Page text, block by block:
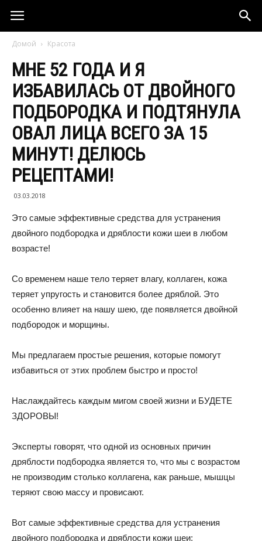
Домой Красота
МНЕ 52 ГОДА И Я
ИЗБАВИЛАСЬ ОТ ДВОЙНОГО
ПОДБОРОДКА И ПОДТЯНУЛА
ОВАЛ ЛИЦА ВСЕГО ЗА 15
МИНУТ! ДЕЛЮСЬ
РЕЦЕПТАМИ!
03.03.2018
Это самые эффективные средства для устранения
двойного подбородка и дряблости кожи шеи в любом
возрасте!
Со временем наше тело теряет влагу, коллаген, кожа
теряет упругость и становится более дряблой. Это
особенно влияет на нашу шею, где появляется двойной
подбородок и морщины.
Мы предлагаем простые решения, которые помогут
избавиться от этих проблем быстро и просто!
Наслаждайтесь каждым мигом своей жизни и БУДЕТЕ
ЗДОРОВЫ!
Эксперты говорят, что одной из основных причин
дряблости подбородка является то, что мы с возрастом
не производим столько коллагена, как раньше, мышцы
теряют свою массу и провисают.
Вот самые эффективные средства для устранения
двойного подбородка и дряблости кожи шеи: